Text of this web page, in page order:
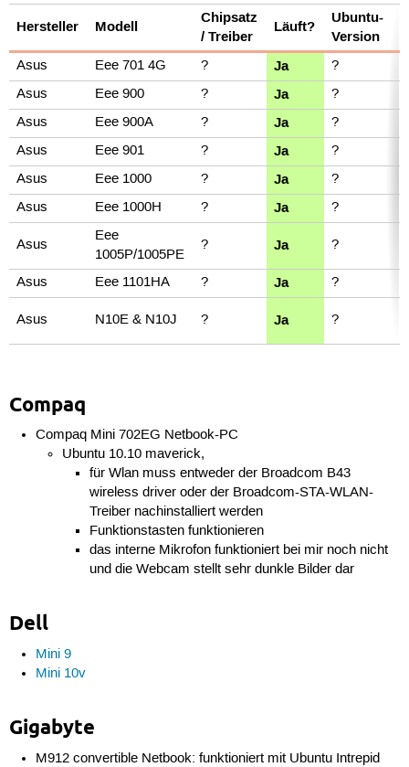
Hersteller Modell
Chipsatz
/ Treiber
Läuft?
Ubuntu-
Version
Asus Eee 701 4G ? Ja ?
Asus
Eee 900 ? Ja ?
Asus
Eee 900A ? Ja ?
Asus
Eee 901 ? Ja ?
Asus
Eee 1000 ? Ja ?
Asus
Eee 1000H ? Ja ?
Asus
Eee
1005P/1005PE
? Ja ?
Asus
Eee 1101HA ? Ja ?
Asus N10E & N10J ? Ja ?
Compaq
Compaq Mini 702EG Netbook-PC
Ubuntu 10.10 maverick,
für Wlan muss entweder der Broadcom B43
wireless driver oder der Broadcom-STA-WLAN-
Treiber nachinstalliert werden
Funktionstasten funktionieren
das interne Mikrofon funktioniert bei mir noch nicht
und die Webcam stellt sehr dunkle Bilder dar
Dell
Mini 9
Mini 10v
Gigabyte
M912 convertible Netbook: funktioniert mit Ubuntu Intrepid